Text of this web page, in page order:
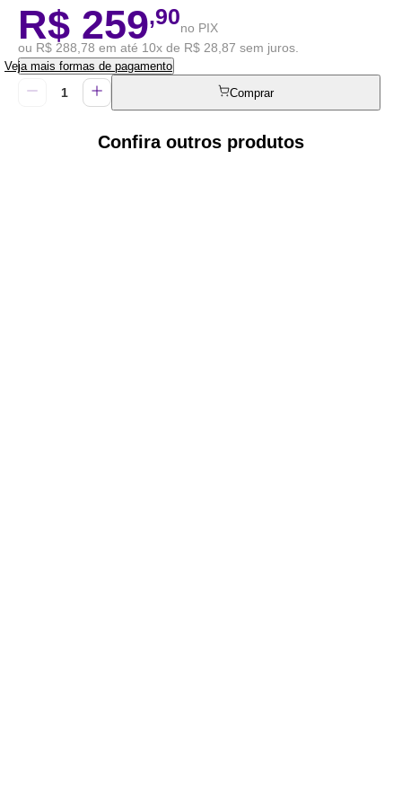
R$ 259,90no PIX
ou R$ 288,78 em até 10x de R$ 28,87 sem juros.
Veja mais formas de pagamento
Comprar
Confira outros produtos